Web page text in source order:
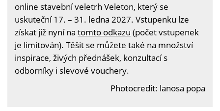
online stavební veletrh Veleton, který se
uskuteční 17. – 31. ledna 2027. Vstupenku lze
získat již nyní na tomto odkazu (počet vstupenek
je limitován). Těšit se můžete také na množství
inspirace, živých přednášek, konzultací s
odborníky i slevové vouchery.
Photocredit: lanosa popa